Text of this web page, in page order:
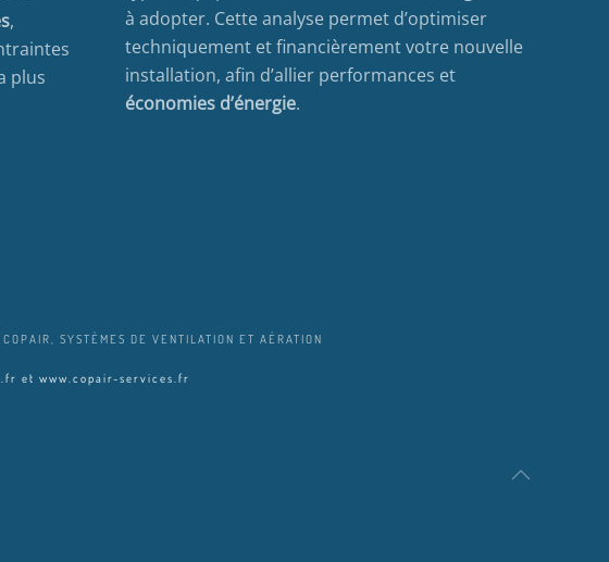
,
plus
à adopter. Cette analyse permet d’optimiser
techniquement et financièrement votre nouvelle
installation, afin d’allier performances et
économies d’énergie.
SYSTÈMES DE VENTILATION ET AÉRATION
et www.copair-services.fr